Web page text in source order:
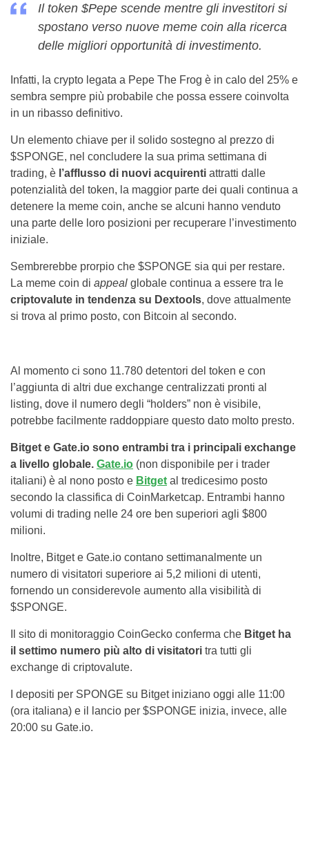
Il token $Pepe scende mentre gli investitori si
spostano verso nuove meme coin alla ricerca
delle migliori opportunità di investimento.
Infatti, la crypto legata a Pepe The Frog è in calo del 25% e
sembra sempre più probabile che possa essere coinvolta
in un ribasso definitivo.
Un elemento chiave per il solido sostegno al prezzo di
$SPONGE, nel concludere la sua prima settimana di
trading, è l’afflusso di nuovi acquirenti attratti dalle
potenzialità del token, la maggior parte dei quali continua a
detenere la meme coin, anche se alcuni hanno venduto
una parte delle loro posizioni per recuperare l’investimento
iniziale.
Sembrerebbe prorpio che $SPONGE sia qui per restare.
La meme coin di appeal globale continua a essere tra le
criptovalute in tendenza su Dextools, dove attualmente
si trova al primo posto, con Bitcoin al secondo.
Al momento ci sono 11.780 detentori del token e con
l’aggiunta di altri due exchange centralizzati pronti al
listing, dove il numero degli “holders” non è visibile,
potrebbe facilmente raddoppiare questo dato molto presto.
Bitget e Gate.io sono entrambi tra i principali exchange
a livello globale. Gate.io (non disponibile per i trader
italiani) è al nono posto e Bitget al tredicesimo posto
secondo la classifica di CoinMarketcap. Entrambi hanno
volumi di trading nelle 24 ore ben superiori agli $800
milioni.
Inoltre, Bitget e Gate.io contano settimanalmente un
numero di visitatori superiore ai 5,2 milioni di utenti,
fornendo un considerevole aumento alla visibilità di
$SPONGE.
Il sito di monitoraggio CoinGecko conferma che Bitget ha
il settimo numero più alto di visitatori tra tutti gli
exchange di criptovalute.
I depositi per SPONGE su Bitget iniziano oggi alle 11:00
(ora italiana) e il lancio per $SPONGE inizia, invece, alle
20:00 su Gate.io.